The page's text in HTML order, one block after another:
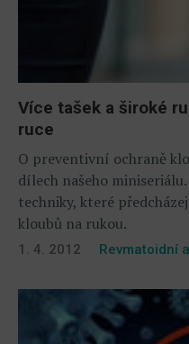
Více tašek a široké
ruce
O preventivní ochraně
dílech našeho
techniky, které
kloubů na rukou.
1. 4. 2012 Revmatoidní